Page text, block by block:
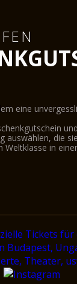
eine
auswählen, die
Weltklasse in